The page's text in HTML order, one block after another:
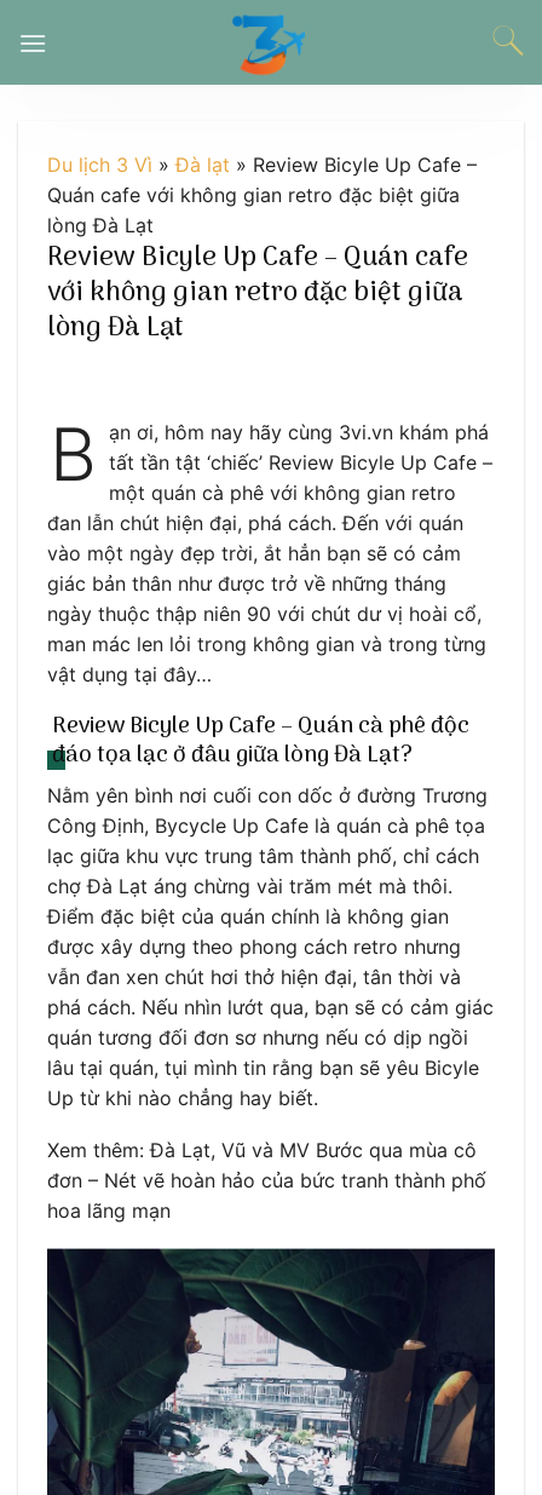
đến
Du lịch 3 Vì »Đà lạt » Review Bicyle Up Cafe –
Quán cafe với không gian retro đặc biệt giữa
lòng Đà Lạt
Review Bicyle Up Cafe – Quán cafe
với không gian retro đặc biệt giữa
lòng Đà Lạt
B
ạn ơi, hôm nay hãy cùng 3vi.vn khám phá
tất tần tật ‘chiếc’ Review Bicyle Up Cafe –
một quán cà phê với không gian retro
đan lẫn chút hiện đại, phá cách. Đến với quán
vào một ngày đẹp trời, ắt hẳn bạn sẽ có cảm
giác bản thân như được trở về những tháng
ngày thuộc thập niên 90 với chút dư vị hoài cổ,
man mác len lỏi trong không gian và trong từng
vật dụng tại đây…
Review Bicyle Up Cafe – Quán cà phê độc
đáo tọa lạc ở đâu giữa lòng Đà Lạt?
Nằm yên bình nơi cuối con dốc ở đường Trương
Công Định, Bycycle Up Cafe là quán cà phê tọa
lạc giữa khu vực trung tâm thành phố, chỉ cách
chợ Đà Lạt áng chừng vài trăm mét mà thôi.
Điểm đặc biệt của quán chính là không gian
được xây dựng theo phong cách retro nhưng
vẫn đan xen chút hơi thở hiện đại, tân thời và
phá cách. Nếu nhìn lướt qua, bạn sẽ có cảm giác
quán tương đối đơn sơ nhưng nếu có dịp ngồi
lâu tại quán, tụi mình tin rằng bạn sẽ yêu Bicyle
Up từ khi nào chẳng hay biết.
Xem thêm: Đà Lạt, Vũ và MV Bước qua mùa cô
đơn – Nét vẽ hoàn hảo của bức tranh thành phố
hoa lãng mạn